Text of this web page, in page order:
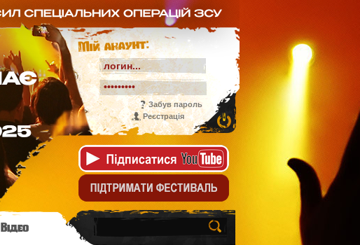
Мій акаунт:
Забув пароль
Реєстрація
Відео